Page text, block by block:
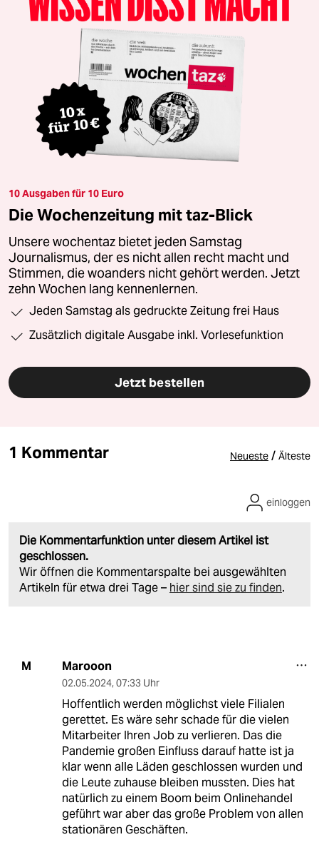
10 Ausgaben für 10 Euro
Die Wochenzeitung mit taz-Blick
Unsere wochentaz bietet jeden Samstag
Journalismus, der es nicht allen recht macht und
Stimmen, die woanders nicht gehört werden. Jetzt
zehn Wochen lang kennenlernen.
Jeden Samstag als gedruckte Zeitung frei Haus
Zusätzlich digitale Ausgabe inkl. Vorlesefunktion
Jetzt bestellen
1 Kommentar Neueste / Älteste
Die Kommentarfunktion unter diesem Artikel ist
geschlossen.
Wir öffnen die Kommentarspalte bei ausgewählten
Artikeln für etwa drei Tage – hier sind sie zu finden.
einloggen
M Marooon
02.05.2024, 07:33 Uhr
Hoffentlich werden möglichst viele Filialen
gerettet. Es wäre sehr schade für die vielen
Mitarbeiter Ihren Job zu verlieren. Das die
Pandemie großen Einfluss darauf hatte ist ja
klar wenn alle Läden geschlossen wurden und
die Leute zuhause bleiben mussten. Dies hat
natürlich zu einem Boom beim Onlinehandel
geführt war aber das große Problem von allen
stationären Geschäften.